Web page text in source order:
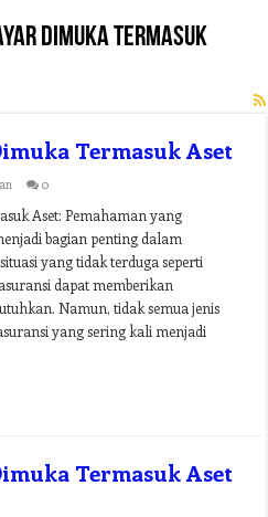
dimuka termasuk
Termasuk Aset
0
Aset: Pemahaman yang
bagian penting dalam
yang tidak terduga seperti
dapat memberikan
Namun, tidak semua jenis
yang sering kali menjadi
Termasuk Aset